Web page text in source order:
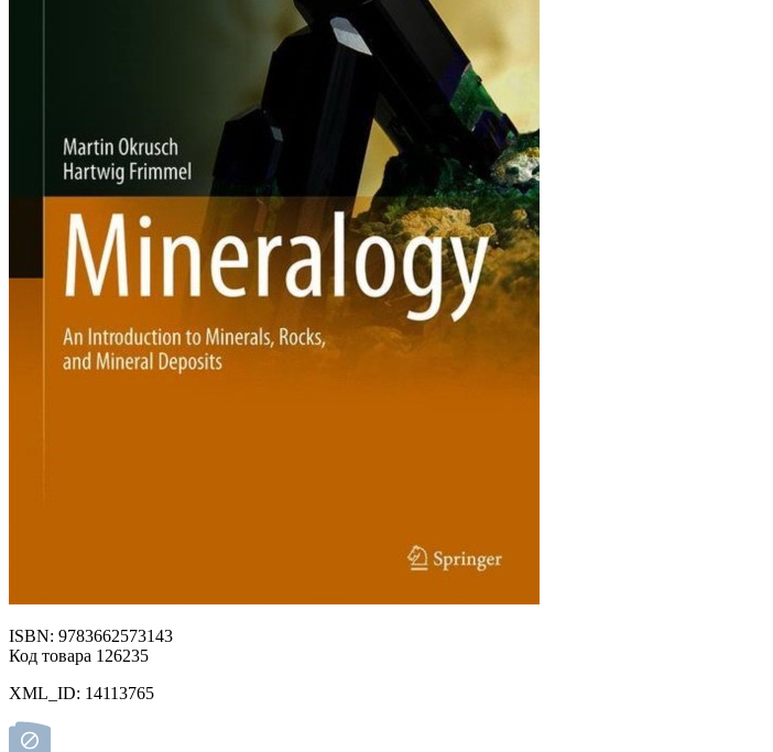
ISBN: 9783662573143
Код товара 126235
XML_ID: 14113765